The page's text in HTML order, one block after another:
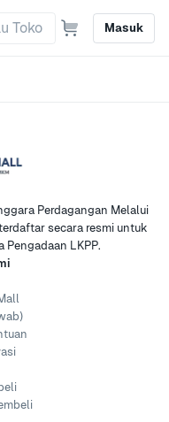
Masuk
Perdagangan Melalui
secara resmi untuk
Pengadaan LKPP.